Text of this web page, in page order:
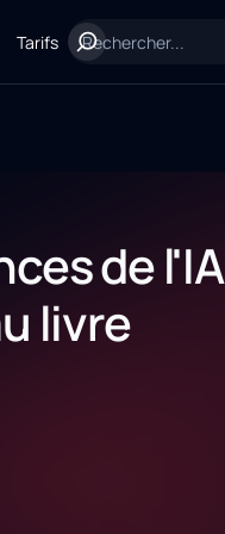
Tarifs
de l'IA
livre